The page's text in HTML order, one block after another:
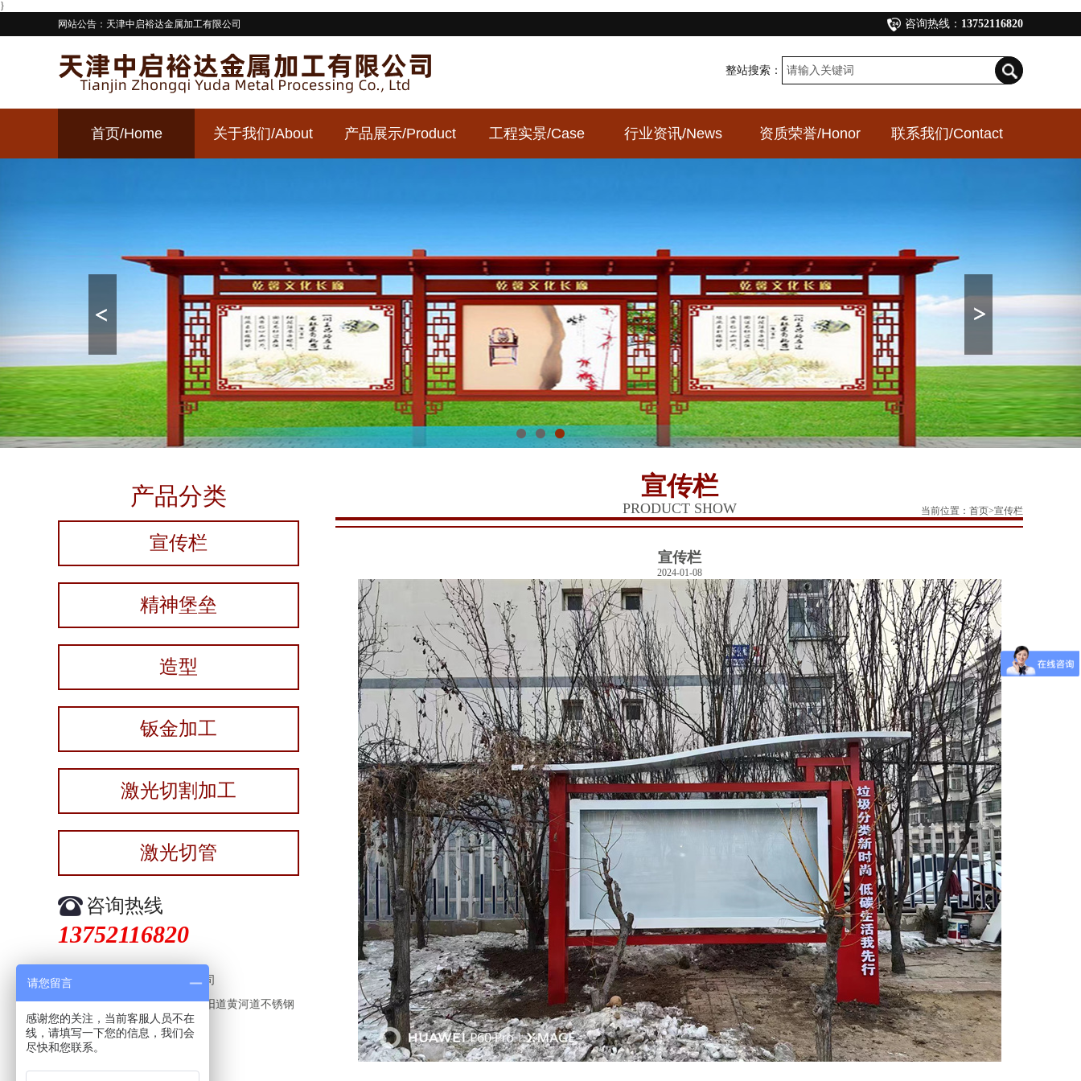
}
网站公告：天津中启裕达金属加工有限公司
咨询热线： 13752116820
整站搜索：
首页/Home 关于我们/About 产品展示/Product 工程实景/Case 行业资讯/News 资质荣誉/Honor 联系我们/Contact
1 2 3
产品分类
宣传栏
精神堡垒
造型
钣金加工
激光切割加工
激光切管
咨询热线
13752116820
天津中启裕达金属加工有限公司
地址：天津市西青区中北镇紫阳道黄河道不锈钢
城18号门店-75号库
邮编：300100
宣传栏
PRODUCT SHOW 当前位置： 首页>宣传栏
宣传栏
2024-01-08
请您留言
感谢您的关注，当前客服人员不在
线，请填写一下您的信息，我们会
尽快和您联系。